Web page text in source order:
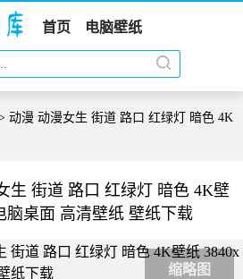
首页 电脑壁纸
动漫 动漫女生 街道 路口 红绿灯 暗色 4K
生 街道 路口 红绿灯 暗色 4K壁
脑桌面 高清壁纸 壁纸下载
缩略图